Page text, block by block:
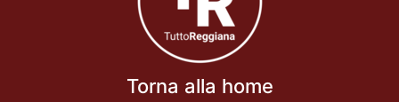
Torna alla home